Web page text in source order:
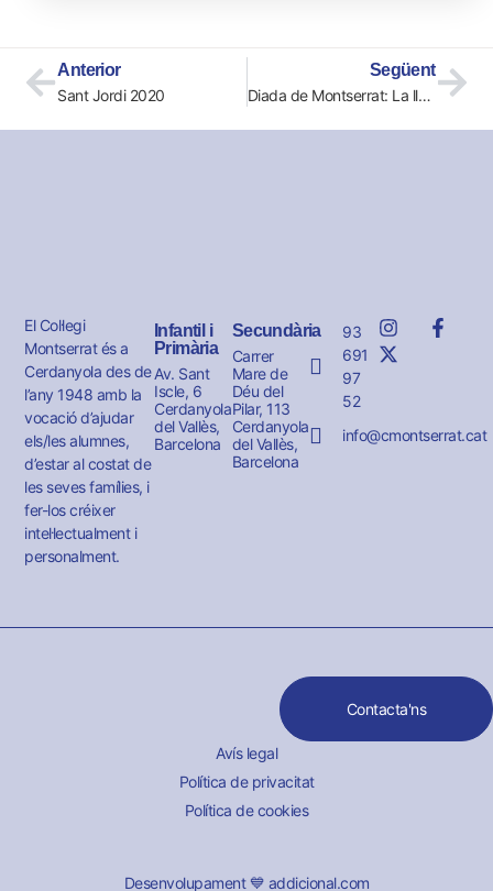
Anterior
Sant Jordi 2020
Següent
Diada de Montserrat: La llegenda
El Col·legi
Montserrat és a
Cerdanyola des de
l’any 1948 amb la
vocació d’ajudar
els/les alumnes,
d’estar al costat de
les seves famílies, i
fer-los créixer
intel·lectualment i
personalment.
Infantil i
Primària
Av. Sant
Iscle, 6
Cerdanyola
del Vallès,
Barcelona
Secundària
Carrer
Mare de
Déu del
Pilar, 113
Cerdanyola
del Vallès,
Barcelona
93
691
97
52
info@cmontserrat.cat
Contacta'ns
Avís legal
Política de privacitat
Política de cookies
Desenvolupament 💙 addicional.com